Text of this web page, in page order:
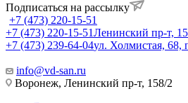
Подписаться на рассылку
+7 (473) 220-15-51
+7 (473) 220-15-51Ленинский пр-т,
+7 (473) 239-64-04ул. Холмистая, 68,
info@vd-san.ru
Воронеж, Ленинский пр-т, 158/2